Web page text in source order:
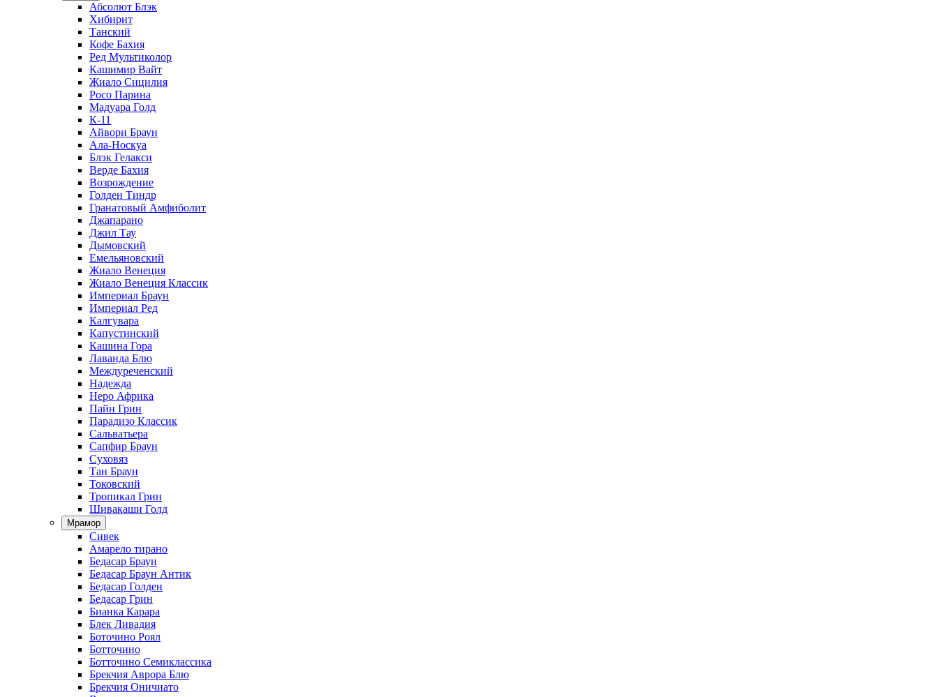
Абсолют Блэк
Хибирит
Танский
Кофе Бахия
Ред Мультиколор
Кашимир Вайт
Жиало Сицилия
Росо Парина
Мадуара Голд
К-11
Айвори Браун
Ала-Носкуа
Блэк Гелакси
Верде Бахия
Возрождение
Голден Тиндр
Гранатовый Амфиболит
Джапарано
Джил Тау
Дымовский
Емельяновский
Жиало Венеция
Жиало Венеция Классик
Империал Браун
Империал Ред
Калгувара
Капустинский
Кашина Гора
Лаванда Блю
Междуреченский
Надежда
Неро Африка
Пайн Грин
Парадизо Классик
Сальватьера
Сапфир Браун
Суховяз
Тан Браун
Токовский
Тропикал Грин
Шивакаши Голд
Мрамор
Сивек
Амарело тирано
Бедасар Браун
Бедасар Браун Антик
Бедасар Голден
Бедасар Грин
Бианка Карара
Блек Ливадия
Боточино Роял
Ботточино
Ботточино Семиклассика
Брекчия Аврора Блю
Брекчия Оничиато